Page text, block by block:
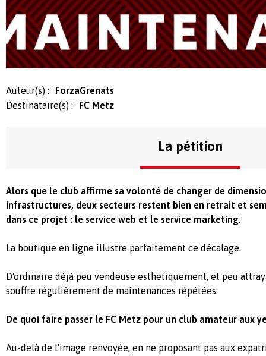
Auteur(s) :
ForzaGrenats
Destinataire(s) :
FC Metz
La pétition
Alors que le club affirme sa volonté de changer de
infrastructures, deux secteurs restent bien en retrait et
dans ce projet : le service web et le service marketing.
La boutique en ligne illustre parfaitement ce décalage.
D'ordinaire déjà peu vendeuse esthétiquement, et peu
souffre régulièrement de maintenances répétées.
De quoi faire passer le FC Metz pour un club amateur aux
Au-delà de l'image renvoyée, en ne proposant pas aux